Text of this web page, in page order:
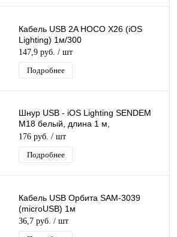
Кабель USB 2A HOCO X26 (iOS
Lighting) 1м/300
147,9 руб. / шт
Подробнее
Шнур USB - iOS Lighting SENDEM
M18 белый, длина 1 м,
силиконовый кабель
176 руб. / шт
Подробнее
Кабель USB Орбита SAM-3039
(microUSB) 1м
36,7 руб. / шт